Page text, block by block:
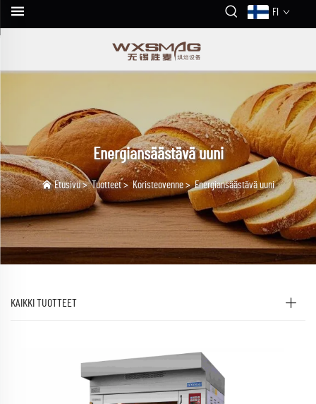
FI
Energiansäästävä uuni
Etusivu>Tuotteet> Koristeovenne>Energiansäästävä uuni
KAIKKI TUOTTEET